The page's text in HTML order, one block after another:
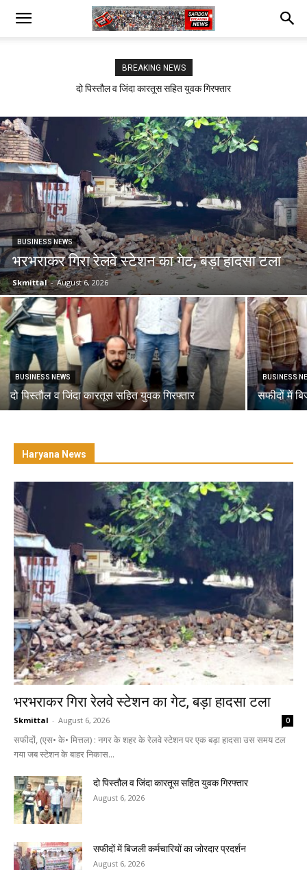
BREAKING NEWS
सफीदों में बिजली कर्मचारियों का जोरदार प्रदर्शन
BUSINESS NEWS
भरभराकर गिरा रेलवे स्टेशन का गेट, बड़ा हादसा टला
Skmittal - August 6, 2026
BUSINESS NEWS
दो पिस्तौल व जिंदा कारतूस सहित युवक गिरफ्तार
BUSINESS
सफीदों में
Haryana News
भरभराकर गिरा रेलवे स्टेशन का गेट, बड़ा हादसा टला
Skmittal - August 6, 2026 0
सफीदों, (एस• के• मित्तल) : नगर के शहर के रेलवे स्टेशन पर एक बड़ा हादसा उस समय टल
गया जब स्टेशन के बाहर निकास...
दो पिस्तौल व जिंदा कारतूस सहित युवक गिरफ्तार
August 6, 2026
सफीदों में बिजली कर्मचारियों का जोरदार प्रदर्शन
August 6, 2026